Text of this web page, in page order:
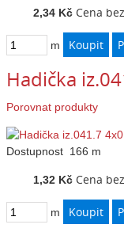
2,34 Kč Cena
m
Hadička
Porovnat produkty
Dostupnost 166 m
1,32 Kč Cena
m